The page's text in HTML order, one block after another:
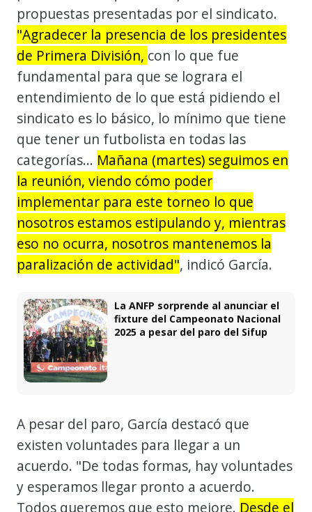
propuestas presentadas por el sindicato.
"Agradecer la presencia de los presidentes
de Primera División, con lo que fue
fundamental para que se lograra el
entendimiento de lo que está pidiendo el
sindicato es lo básico, lo mínimo que tiene
que tener un futbolista en todas las
categorías... Mañana (martes) seguimos en
la reunión, viendo cómo poder
implementar para este torneo lo que
nosotros estamos estipulando y, mientras
eso no ocurra, nosotros mantenemos la
paralización de actividad", indicó García.
La ANFP sorprende al anunciar el
fixture del Campeonato Nacional
2025 a pesar del paro del Sifup
A pesar del paro, García destacó que
existen voluntades para llegar a un
acuerdo. "De todas formas, hay voluntades
y esperamos llegar pronto a acuerdo.
Todos queremos que esto mejore. Desde el